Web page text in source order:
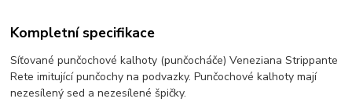
Kompletní specifikace
Síťované punčochové kalhoty (punčocháče) Veneziana Strippante
Rete imitující punčochy na podvazky. Punčochové kalhoty mají
nezesílený sed a nezesílené špičky.